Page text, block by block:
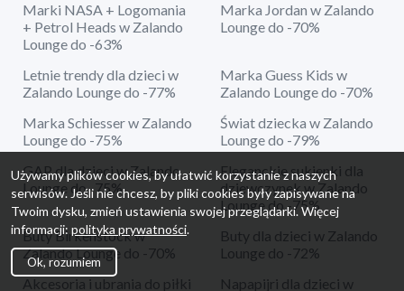
Marki NASA + Logomania
+ Petrol Heads w Zalando
Lounge do -63%
Marka Jordan w Zalando
Lounge do -70%
Letnie trendy dla dzieci w
Zalando Lounge do -77%
Marka Guess Kids w
Zalando Lounge do -70%
Marka Schiesser w Zalando
Lounge do -75%
Świat dziecka w Zalando
Lounge do -79%
GAP dla dzieci w Zalando
Lounge do -75%
Eleganckie sukienki dla
dziewczynek w Zalando
Lounge do -75%
Buty Birkenstock w
Zalando Lounge do -70%
Buty dla dzieci w Zalando
Lounge do -72%
Akcesoria i ubrania do piłki
Napapijri dla dzieci w
Używamy plików cookies, by ułatwić korzystanie z naszych
serwisów. Jeśli nie chcesz, by pliki cookies były zapisywane na
Twoim dysku, zmień ustawienia swojej przeglądarki. Więcej
informacji: polityka prywatności.
Ok, rozumiem